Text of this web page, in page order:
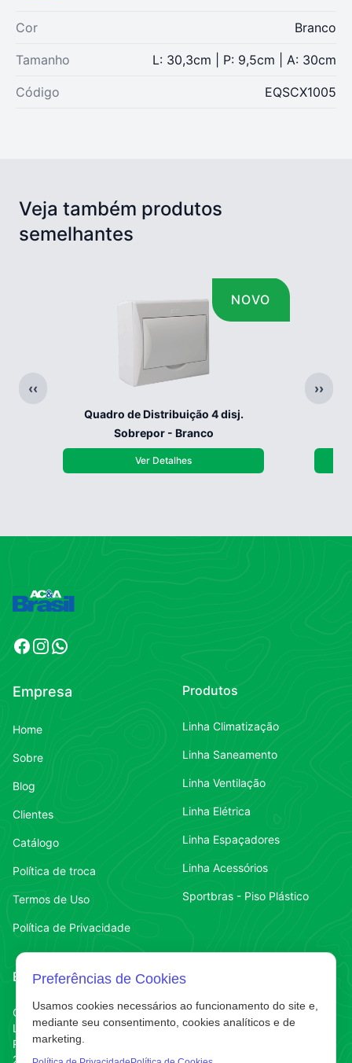
Cor Branco
Tamanho L: 30,3cm | P: 9,5cm | A: 30cm
Código EQSCX1005
Veja também produtos
semelhantes
‹‹ ››
NOVO
Quadro de Distribuição 4 disj.
Sobrepor - Branco
Ver Detalhes
Facebook
Instagram
WhatsApp
Empresa
Home
Sobre
Blog
Clientes
Catálogo
Política de troca
Termos de Uso
Política de Privacidade
Produtos
Linha Climatização
Linha Saneamento
Linha Ventilação
Linha Elétrica
Linha Espaçadores
Linha Acessórios
Sportbras - Piso Plástico
Endereço
Chapecó-SC
Líder
R. Abelardo Luz
220 E
Contato
(49) 3323-7484Contato
Preferências de Cookies
Usamos cookies necessários ao funcionamento do site e,
mediante seu consentimento, cookies analíticos e de
marketing.